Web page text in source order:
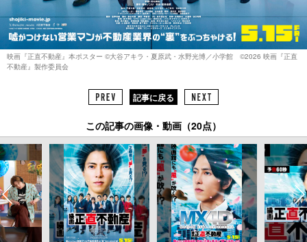
映画『正直不動産』本ポスター ©大谷アキラ・夏原武・水野光博／小学館 ©2026 映画『正直
不動産』製作委員会
記事に戻る
この記事の画像・動画（20点）